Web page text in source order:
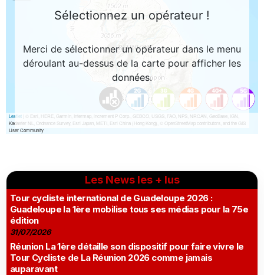
Les News les + lus
Tour cycliste international de Guadeloupe 2026 :
Guadeloupe la 1ère mobilise tous ses médias pour la 75e
édition
31/07/2026
Réunion La 1ère détaille son dispositif pour faire vivre le
Tour Cycliste de La Réunion 2026 comme jamais
auparavant